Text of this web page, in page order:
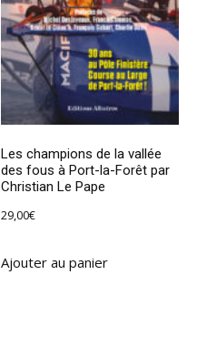
Les champions de la vallée
des fous à Port-la-Forêt par
Christian Le Pape
29,00€
Ajouter au panier